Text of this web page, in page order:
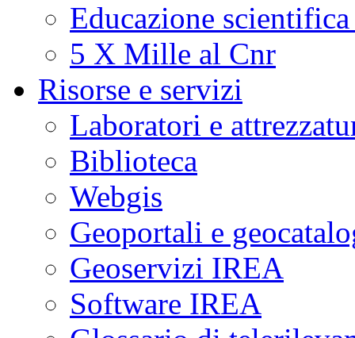
Educazione
5 X Mille al Cnr
Risorse e servizi
Laboratori e
Biblioteca
Webgis
Geoportali e
Geoservizi IREA
Software IREA